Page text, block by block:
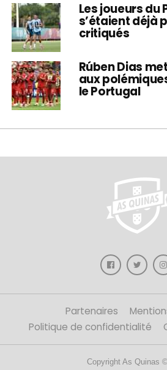
Les joueurs du
s’étaient déjà
critiqués
Rúben Dias
aux
le Portugal
Partenaires
Politique de confidentialité
Copyright As Quinas